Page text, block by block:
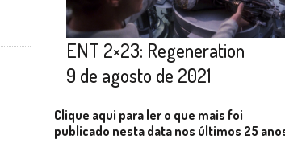
ENT 2×23: Regeneration
9 de agosto de 2021
Clique aqui para ler o que mais foi
publicado nesta data nos últimos 25